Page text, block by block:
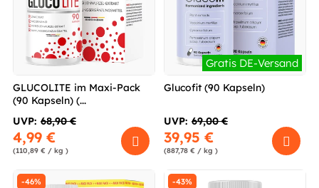
GLUCOLITE im Maxi-Pack
(90 Kapseln) (...
UVP: 68,90 €
4,99 €
(110,89 € / kg )
Gratis DE-Versand
Glucofit (90 Kapseln)
UVP: 69,00 €
39,95 €
(887,78 € / kg )
-46% -43%